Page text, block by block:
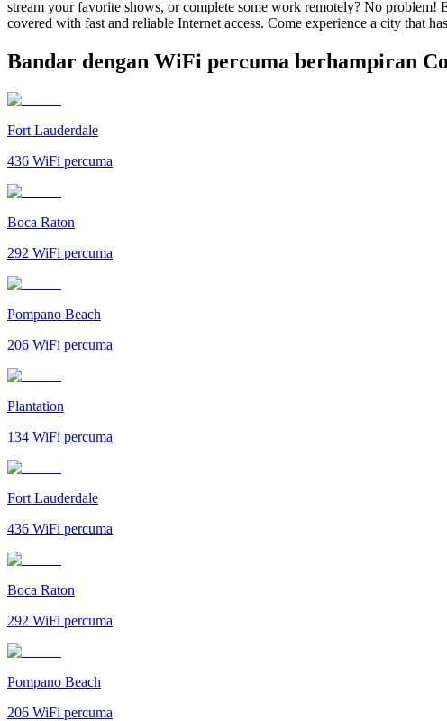
stream your favorite shows, or complete some work remotely? No
covered with fast and reliable Internet access. Come experience a city that
Bandar dengan WiFi percuma berhampiran
Fort Lauderdale
436 WiFi percuma
Boca Raton
292 WiFi percuma
Pompano Beach
206 WiFi percuma
Plantation
134 WiFi percuma
Fort Lauderdale
436 WiFi percuma
Boca Raton
292 WiFi percuma
Pompano Beach
206 WiFi percuma